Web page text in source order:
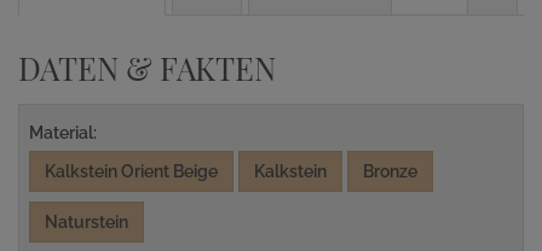
DATEN & FAKTEN
Material:
Kalkstein Orient Beige
Kalkstein Bronze
Naturstein